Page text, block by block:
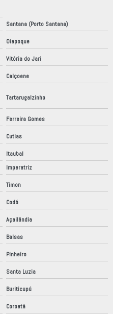
Santana (Porto Santana)
Oiapoque
Vitória do Jari
Calçoene
Tartarugalzinho
Ferreira Gomes
Cutias
Itaubal
Imperatriz
Timon
Codó
Açailândia
Balsas
Pinheiro
Santa Luzia
Buriticupú
Coroatá